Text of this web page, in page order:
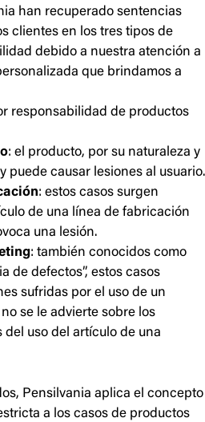
han recuperado sentencias
clientes en los tres tipos de
debido a nuestra atención a
que brindamos a
responsabilidad de productos
: el producto, por su naturaleza y
puede causar lesiones al usuario.
: estos casos surgen
de una línea de fabricación
una lesión.
: también conocidos como
de defectos”, estos casos
sufridas por el uso de un
se le advierte sobre los
uso del artículo de una
Pensilvania aplica el concepto
a los casos de productos